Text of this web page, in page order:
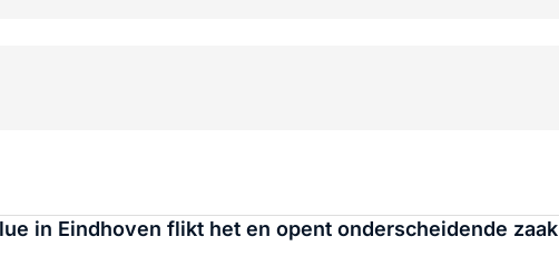
in Eindhoven flikt het en opent onderscheidende zaak